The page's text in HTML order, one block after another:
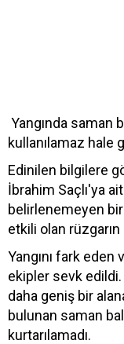
Yangında saman
kullanılamaz hale
Edinilen bilgilere
İbrahim Saçlı'ya
belirlenemeyen
etkili olan rüzgarın
Yangını fark eden
ekipler sevk edildi.
daha geniş bir
bulunan saman
kurtarılamadı.